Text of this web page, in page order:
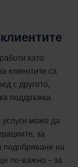
като
клиентите са
с другото,
поддръжка.
може да
за
подобряване на
по-важно – за